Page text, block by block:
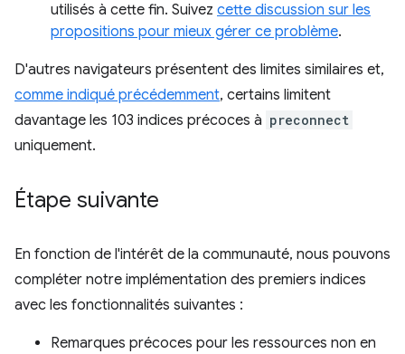
utilisés à cette fin. Suivez cette discussion sur les
propositions pour mieux gérer ce problème.
D'autres navigateurs présentent des limites similaires et,
comme indiqué précédemment, certains limitent
davantage les 103 indices précoces à preconnect
uniquement.
Étape suivante
En fonction de l'intérêt de la communauté, nous pouvons
compléter notre implémentation des premiers indices
avec les fonctionnalités suivantes :
Remarques précoces pour les ressources non en